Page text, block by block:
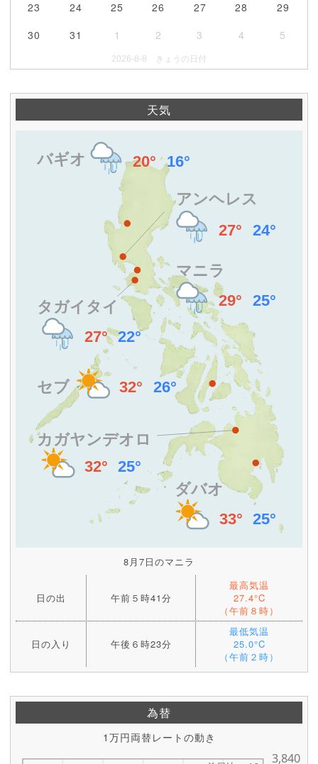
23 24 25 26 27 28
29
30
31 1 2 3 4 5
2026-8-8 きょうの日付
天気
8月7日のマニラ
日の出 午前５時41分
最高気温
27.4°C
（午前８時）
日の入り 午後６時23分
最低気温
25.0°C
（午前２時）
為替
1万円両替レートの動き